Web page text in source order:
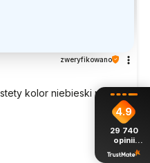
zweryfikowano
kolor niebieski nie
4.9
29 740
opinii
z całego
okresu